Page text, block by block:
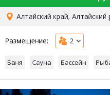
Алтайский край,
Размещение: 2
Баня Сауна Бассейн